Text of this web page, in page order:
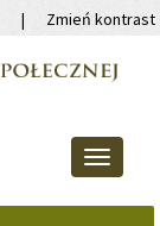
| Zmień kontrast
Przełącz